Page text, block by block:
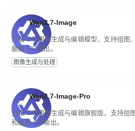
Wan2.7-Image
万相 2.7 图像生成与编辑模型，支持组图
最高 2K 输出。
图像生成与处理
Wan2.7-Image-Pro
万相 2.7 图像生成与编辑旗舰版，支持组
和最高 4K 输出。